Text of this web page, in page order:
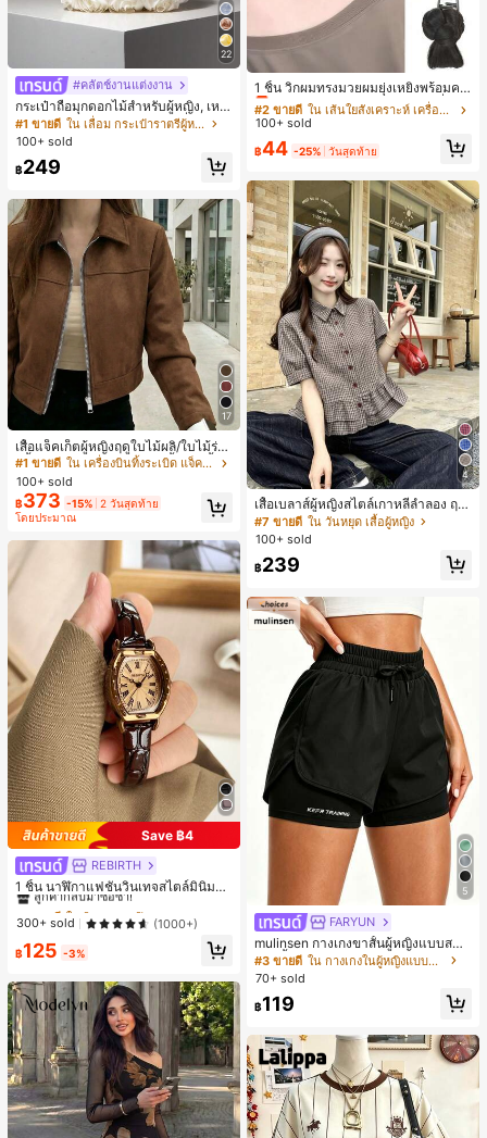
22
#คลัตช์งานแต่งงาน
กระเป๋าถือมุกดอกไม้สำหรับผู้หญิง, เหม
าะสำหรับชุดราตรี, ชุดบอล, เครื่องประ
ดับงานแต่งงาน, กระเป๋าสตางค์สุภาพส
สุ่ม)
#1 ขายดี
ใน เลื่อม กระเป๋าราตรีผู้หญิง
100+ sold
฿249
17
เสื้อแจ็คเก็ตผู้หญิงฤดูใบไม้ผลิ/ใบไม้ร่วง
สีพื้น หนังเทียม สไตล์ปกคอเสื้อ ซิปขึ้น
แขนยาว สไตล์ลำลอง วิทยาลัย สนามบิ
น เสื้อนอก สีน้ำตาล สไตล์สบายๆ ฤดูใบ
ไม้ร่วง
#1 ขายดี
ใน เครื่องบินทิ้งระเบิด แจ็คเก็ตผู้หญิง
100+ sold
฿373 -15% 2 วันสุดท้าย
โดยประมาณ
Save ฿4
REBIRTH
1 ชิ้น นาฬิกาแฟชั่นวินเทจสไตล์มินิมอล
เลขโรมันสำหรับผู้หญิง เหมาะสำหรับก
ารตกแต่งประจำวัน
#1 ขายดี
ลูกค้ากลับมาซื้อซ้ำ!
#1 ขายดี
ลูกค้ากลับมาซื้อซ้ำ!
#1 ขายดี
ลูกค้ากลับมาซื้อซ้ำ!
#1 ขายดี
ลูกค้ากลับมาซื้อซ้ำ!
300+ sold (1000+)
฿125 -3%
1 ชิ้น วิกผมทรงมวยผมยุ่งเหยิงพร้อมคลิ
ปหนีบผม, คลิปหนีบผมสังเคราะห์ที่ได้รั
บการอัปเกรดแฟชั่น, วิกผมเส้นใยทนคว
ช้งานง่ายโดยไม่ต้องใช้เครื่องมือ, เหมา
สมบูรณ์แบบสำหรับผู้หญิง คลิปหนีบผม
คลิปหนีบผมสบายๆ แฟชั่นผม คลิปหนีบ
ผมหรูหรา ฤดูร้อน ชายหาด วันหยุด
#2 ขายดี
ใน เส้นใยสังเคราะห์ เครื่องประดับผมผู้หญิง
เกือบหมดแล้ว!
#2 ขายดี
เกือบหมดแล้ว!
#2 ขายดี
เกือบหมดแล้ว!
#2 ขายดี
ใน เส้นใยสังเคราะห์ เครื่องประดับผมผู้หญิง
เกือบหมดแล้ว!
100+ sold
฿44 -25% วันสุดท้าย
4
เสื้อเบลาส์ผู้หญิงสไตล์เกาหลีลำลอง ฤดู
ใบไม้ผลิ/ฤดูร้อนใหม่ ชายระบาย ชิคแล
ะหรูหรา
#7 ขายดี ใน วันหยุด เสื้อผู้หญิง
100+ sold
฿239
5
FARYUN
mulinsen กางเกงขาสั้นผู้หญิงแบบสบา
ยๆ สีพื้น หลวม อเนกประสงค์ กางเกงขา
สั้นกีฬา 2-In-1 สำหรับวิ่ง ฟิตเนส และก
#3 ขายดี
ใน กางเกงในผู้หญิงแบบแอคทีฟ
70+ sold
฿119